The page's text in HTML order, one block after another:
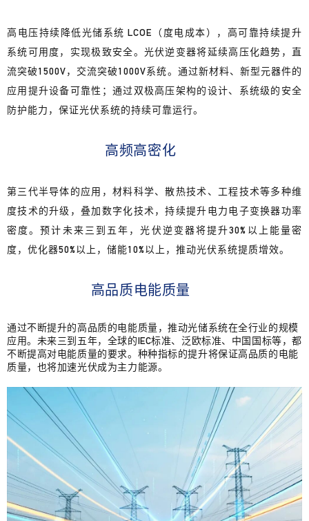
高电压持续降低光储系统 LCOE（度电成本），高可靠持续提升
系统可用度，实现极致安全。光伏逆变器将延续高压化趋势，直
流突破1500V，交流突破1000V系统。通过新材料、新型元器件的
应用提升设备可靠性；通过双极高压架构的设计、系统级的安全
防护能力，保证光伏系统的持续可靠运行。
高频高密化
第三代半导体的应用，材料科学、散热技术、工程技术等多种维
度技术的升级，叠加数字化技术，持续提升电力电子变换器功率
密度。预计未来三到五年，光伏逆变器将提升30%以上能量密
度，优化器50%以上，储能10%以上，推动光伏系统提质增效。
高品质电能质量
通过不断提升的高品质的电能质量，推动光储系统在全行业的规模
应用。未来三到五年，全球的IEC标准、泛欧标准、中国国标等，都
不断提高对电能质量的要求。种种指标的提升将保证高品质的电能
质量，也将加速光伏成为主力能源。